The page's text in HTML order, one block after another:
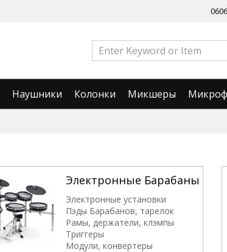
Наушники Колонки Микшеры
Электронные Барабаны
Электронные установки
Пэды Барабанов, тарелок
Рамы, держатели, клэмпы
Триггеры
Модули, конвертеры